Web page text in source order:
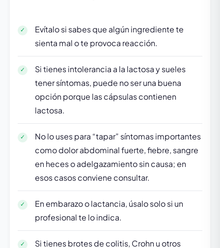
Evítalo si sabes que algún ingrediente te
sienta mal o te provoca reacción.
Si tienes intolerancia a la lactosa y sueles
tener síntomas, puede no ser una buena
opción porque las cápsulas contienen
lactosa.
No lo uses para “tapar” síntomas importantes
como dolor abdominal fuerte, fiebre, sangre
en heces o adelgazamiento sin causa; en
esos casos conviene consultar.
En embarazo o lactancia, úsalo solo si un
profesional te lo indica.
Si tienes brotes de colitis, Crohn u otros